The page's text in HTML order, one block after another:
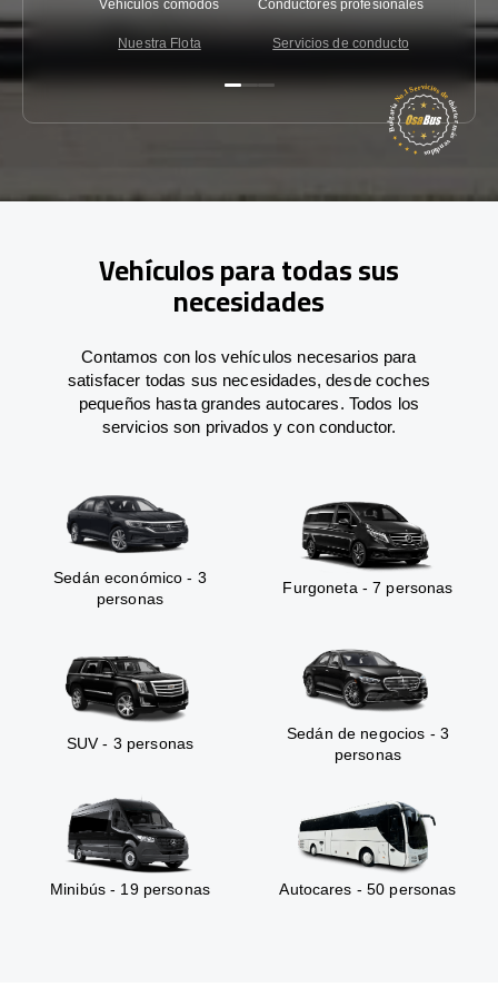
Vehículos cómodos
Nuestra Flota
Conductores profesionales
Servicios de conducto
Vehículos para todas sus
necesidades
Contamos con los vehículos necesarios para
satisfacer todas sus necesidades, desde coches
pequeños hasta grandes autocares. Todos los
servicios son privados y con conductor.
Sedán económico - 3
personas
Furgoneta - 7 personas
SUV - 3 personas
Sedán de negocios - 3
personas
Minibús - 19 personas Autocares - 50 personas